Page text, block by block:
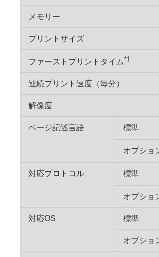
メモリー
プリントサイズ
ファーストプリントタイム*1
連続プリント速度（毎分）
解像度
ページ記述言語 標準
オプショ
対応プロトコル 標準
オプショ
対応OS 標準
オプショ